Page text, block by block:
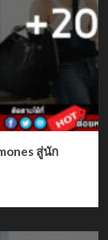
สู่นัก